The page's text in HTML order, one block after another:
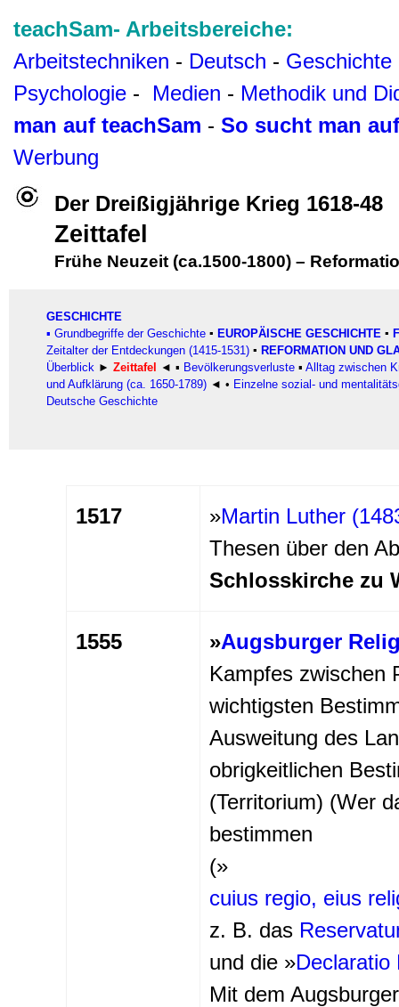
teachSam- Arbeitsbereiche:
Arbeitstechniken - Deutsch - Geschichte
Psychologie - Medien - Methodik und
man auf teachSam - So sucht man
Werbung
Der Dreißigjährige Krieg 1618-48
Zeittafel
Frühe Neuzeit (ca.1500-1800) –
GESCHICHTE
▪ Grundbegriffe der Geschichte ▪ EUROPÄISCHE GESCHICHTE ▪
Zeitalter der Entdeckungen (1415-1531) ▪ REFORMATION UND
Überblick ► Zeittafel ◄ ▪ Bevölkerungsverluste ▪ Alltag zwischen
und Aufklärung (ca. 1650-1789) ◄ • Einzelne sozial- und
Deutsche Geschichte
1517 »Martin Luther
Thesen über den
Schlosskirche zu
1555 »Augsburger
Kampfes zwischen
wichtigsten
Ausweitung des
obrigkeitlichen
(Territorium) (Wer
bestimmen
(»
cuius regio, eius
z. B. das
und die »Declaratio
Mit dem